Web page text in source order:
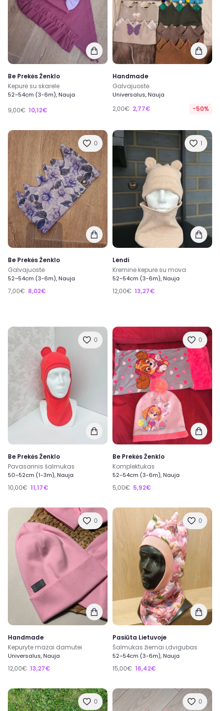
Be Prekės Ženklo
Kepurė su skarele
52–54cm (3-6m), Nauja
9,00€ 10,12€
Handmade
Galvajuostė
Universalus, Nauja
2,00€ 2,77€ -50%
0
Be Prekės Ženklo
Galvajuostė
52–54cm (3-6m), Nauja
7,00€ 8,02€
1
Lendi
Kreminė kepurė su mova
52–54cm (3-6m), Nauja
12,00€ 13,27€
0
Be Prekės Ženklo
Pavasarinis šalmukas
50–52cm (1-3m), Nauja
10,00€ 11,17€
0
Be Prekės Ženklo
Komplektukas
52–54cm (3-6m), Nauja
5,00€ 5,92€
0
Handmade
Kepuryte mazai damutei
Universalus, Nauja
12,00€ 13,27€
0
Pasiūta Lietuvoje
Šalmukas žiemai i,dvigubas
52–54cm (3-6m), Nauja
15,00€ 16,42€
0 0